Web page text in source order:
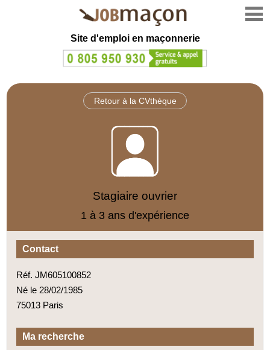
Site d'emploi en maçonnerie
Retour à la CVthèque
Stagiaire ouvrier
1 à 3 ans d'expérience
Contact
Réf. JM605100852
Né le 28/02/1985
75013 Paris
Ma recherche